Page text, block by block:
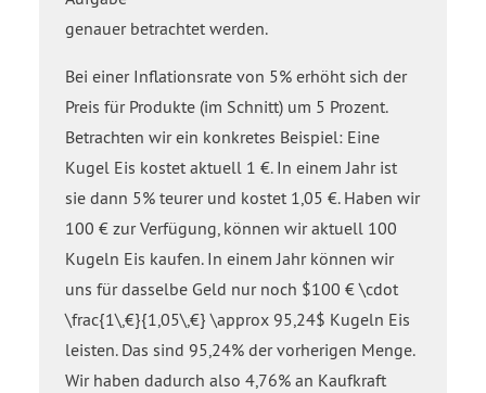
genauer betrachtet werden.
Bei einer Inflationsrate von 5% erhöht sich der
Preis für Produkte (im Schnitt) um 5 Prozent.
Betrachten wir ein konkretes Beispiel: Eine
Kugel Eis kostet aktuell 1 €. In einem Jahr ist
sie dann 5% teurer und kostet 1,05 €. Haben wir
100 € zur Verfügung, können wir aktuell 100
Kugeln Eis kaufen. In einem Jahr können wir
uns für dasselbe Geld nur noch $100 € \cdot
\frac{1\,€}{1,05\,€} \approx 95,24$ Kugeln Eis
leisten. Das sind 95,24% der vorherigen Menge.
Wir haben dadurch also 4,76% an Kaufkraft